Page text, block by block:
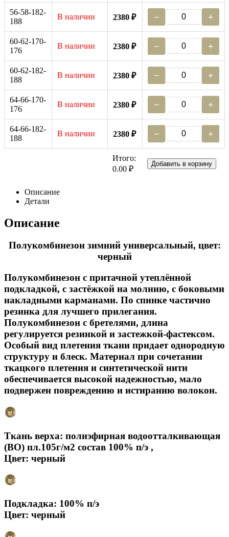
56-58-182-
188
В наличии 2380 ₽ − +
60-62-170-
176
В наличии 2380 ₽ − +
60-62-182-
188
В наличии 2380 ₽ − +
64-66-170-
176
В наличии 2380 ₽ − +
64-66-182-
188
В наличии 2380 ₽ − +
Итого:
0.00 ₽
Добавить в корзину
Описание
Детали
Описание
Полукомбинезон зимний универсальный, цвет:
черный
Полукомбинезон с притачной утеплённой
подкладкой, с застёжкой на молнию, с боковыми
накладными карманами. По спинке частично
резинка для лучшего прилегания.
Полукомбинезон с бретелями, длина
регулируется резинкой и застежкой-фастексом.
Особый вид плетения ткани придает однородную
структуру и блеск. Материал при сочетании
ткацкого плетения и синтетической нити
обеспечивается высокой надежностью, мало
подвержен повреждению и истиранию волокон.
Ткань верха: полиэфирная водоотталкивающая
(ВО) пл.105г/м2 состав 100% п/э ,
Цвет: черный
Подкладка: 100% п/э
Цвет: черный